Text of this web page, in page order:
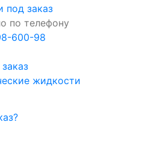
по телефону
600-98
жидкости